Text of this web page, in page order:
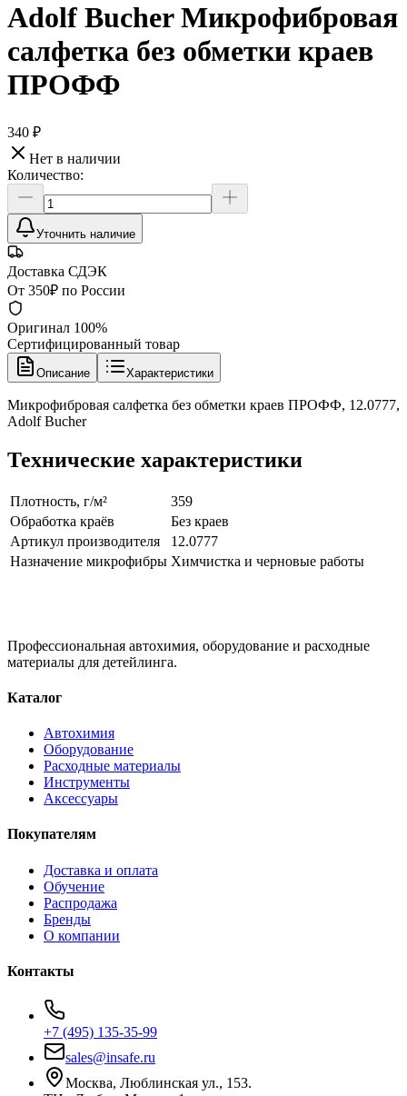
Adolf Bucher Микрофибровая
салфетка без обметки краев
ПРОФФ
340 ₽
Нет в наличии
Количество:
Уточнить наличие
Доставка СДЭК
От 350₽ по России
Оригинал 100%
Сертифицированный товар
Описание Характеристики
Микрофибровая салфетка без обметки краев ПРОФФ, 12.0777,
Adolf Bucher
Технические характеристики
Плотность, г/м²
359
Обработка краёв
Без краев
Артикул производителя
12.0777
Назначение микрофибры Химчистка и черновые работы
Профессиональная автохимия, оборудование и расходные
материалы для детейлинга.
Каталог
Автохимия
Оборудование
Расходные материалы
Инструменты
Аксессуары
Покупателям
Доставка и оплата
Обучение
Распродажа
Бренды
О компании
Контакты
+7 (495) 135-35-99
sales@insafe.ru
Москва, Люблинская ул., 153.